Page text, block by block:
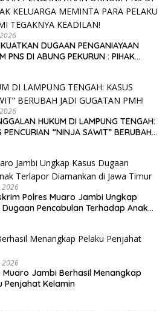
DUGAAN PENGANIAYAAN
PNS DI ABUNG PEKURUN : PIHAK
HUKUM DI LAMPUNG TENGAH:
PENCURIAN “NINJA SAWIT” BERUBAH
2026
Polres Muaro Jambi Ungkap
Dugaan Pencabulan Terhadap Anak
2026
Muaro Jambi Berhasil Menangkap
Penjahat Kelamin